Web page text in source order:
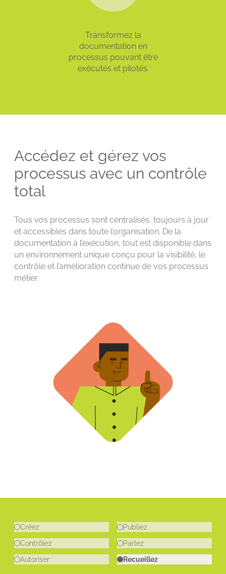
Transformez la
documentation en
processus pouvant être
exécutés et pilotés.
Accédez et gérez vos
processus avec un contrôle
total
Tous vos processus sont centralisés, toujours à jour
et accessibles dans toute l’organisation. De la
documentation à l’exécution, tout est disponible dans
un environnement unique conçu pour la visibilité, le
contrôle et l’amélioration continue de vos processus
métier.
Créez
Publiez
Contrôlez
Parlez
Autoriser
Recueillez